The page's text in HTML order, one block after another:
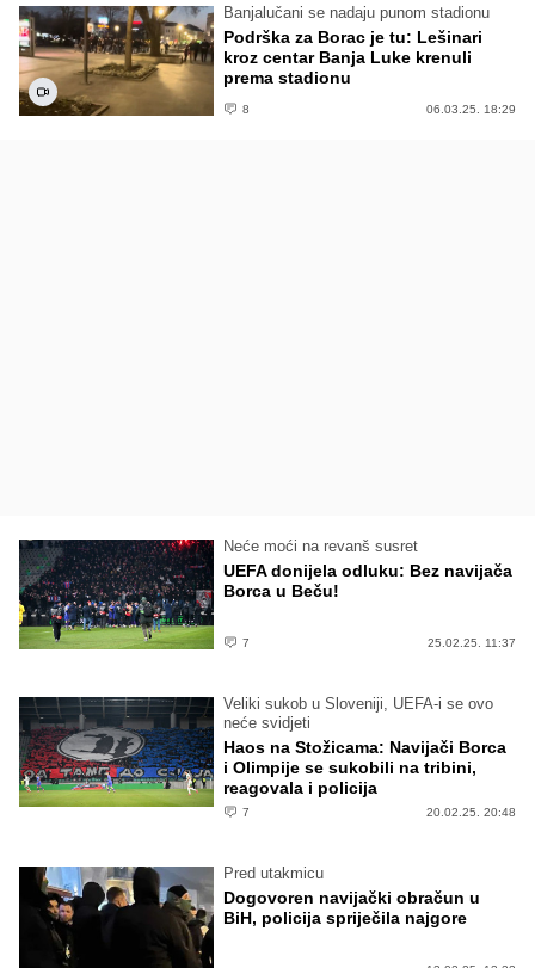
Banjalučani se nadaju punom stadionu
Podrška za Borac je tu: Lešinari
kroz centar Banja Luke krenuli
prema stadionu
8 06.03.25. 18:29
Neće moći na revanš susret
UEFA donijela odluku: Bez navijača
Borca u Beču!
7 25.02.25. 11:37
Veliki sukob u Sloveniji, UEFA-i se ovo
neće svidjeti
Haos na Stožicama: Navijači Borca
i Olimpije se sukobili na tribini,
reagovala i policija
7 20.02.25. 20:48
Pred utakmicu
Dogovoren navijački obračun u
BiH, policija spriječila najgore